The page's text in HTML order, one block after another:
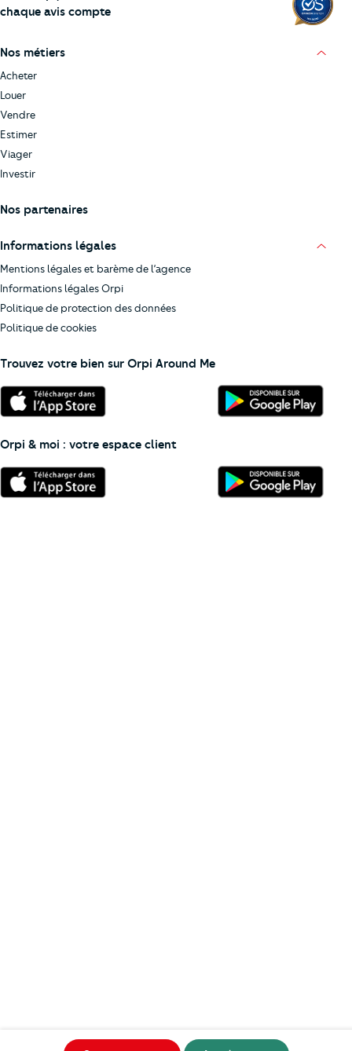
chaque avis compte
Nos métiers
Acheter
Louer
Vendre
Estimer
Viager
Investir
Nos partenaires
Informations légales
Mentions légales et barème de l’agence
Informations légales Orpi
Politique de protection des données
Politique de cookies
Trouvez votre bien sur Orpi Around Me
Orpi & moi : votre espace client